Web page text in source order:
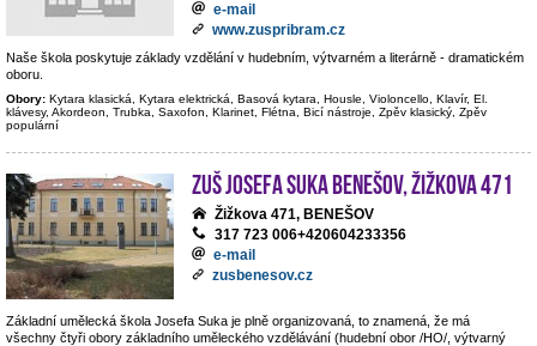
e-mail
www.zuspribram.cz
Naše škola poskytuje základy vzdělání v hudebním, výtvarném a literárně - dramatickém
oboru.
Obory: Kytara klasická, Kytara elektrická, Basová kytara, Housle, Violoncello, Klavír, El.
klávesy, Akordeon, Trubka, Saxofon, Klarinet, Flétna, Bicí nástroje, Zpěv klasický, Zpěv
populární
ZUŠ Josefa Suka Benešov, Žižkova 471
Žižkova 471, BENEŠOV
317 723 006+420604233356
e-mail
zusbenesov.cz
Základní umělecká škola Josefa Suka je plně organizovaná, to znamená, že má
všechny čtyři obory základního uměleckého vzdělávání (hudební obor /HO/, výtvarný